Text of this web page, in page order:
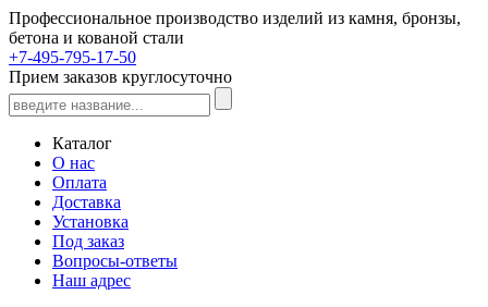
Профессиональное производство изделий из камня, бронзы,
бетона и кованой стали
+7-495-795-17-50
Прием заказов круглосуточно
Каталог
О нас
Оплата
Доставка
Установка
Под заказ
Вопросы-ответы
Наш адрес